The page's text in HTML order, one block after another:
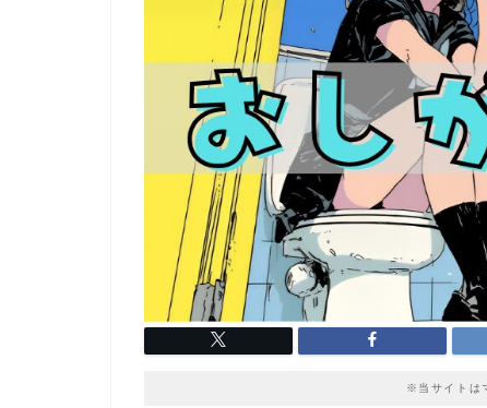
※当サイトは